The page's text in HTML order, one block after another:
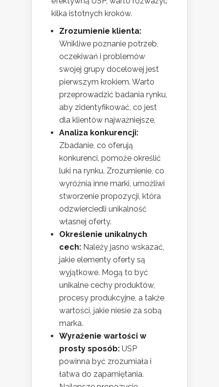
kilka istotnych kroków.
Zrozumienie klienta:
Wnikliwe poznanie potrzeb,
oczekiwań i problemów
swojej grupy docelowej jest
pierwszym krokiem. Warto
przeprowadzić badania rynku,
aby zidentyfikować, co jest
dla klientów najważniejsze.
Analiza konkurencji:
Zbadanie, co oferują
konkurenci, pomoże określić
luki na rynku. Zrozumienie, co
wyróżnia inne marki, umożliwi
stworzenie propozycji, która
odzwierciedli unikalność
własnej oferty.
Określenie unikalnych
cech: Należy jasno wskazać,
jakie elementy oferty są
wyjątkowe. Mogą to być
unikalne cechy produktów,
procesy produkcyjne, a także
wartości, jakie niesie za sobą
marka.
Wyrażenie wartości w
prosty sposób: USP
powinna być zrozumiała i
łatwa do zapamiętania.